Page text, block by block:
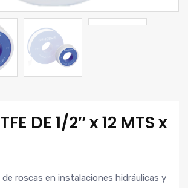
DE 1/2″ x 12 MTS x
de roscas en instalaciones hidráulicas y